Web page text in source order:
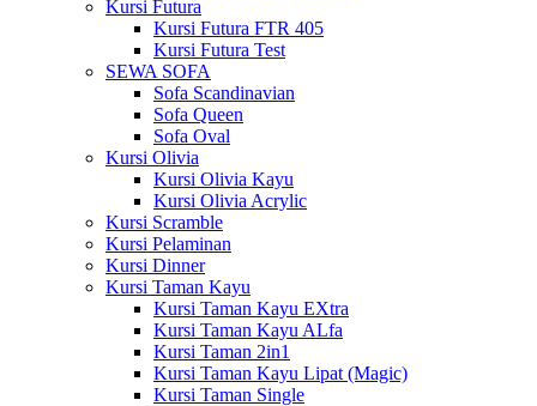
Kursi Futura
Kursi Futura FTR 405
Kursi Futura Test
SEWA SOFA
Sofa Scandinavian
Sofa Queen
Sofa Oval
Kursi Olivia
Kursi Olivia Kayu
Kursi Olivia Acrylic
Kursi Scramble
Kursi Pelaminan
Kursi Dinner
Kursi Taman Kayu
Kursi Taman Kayu EXtra
Kursi Taman Kayu ALfa
Kursi Taman 2in1
Kursi Taman Kayu Lipat (Magic)
Kursi Taman Single